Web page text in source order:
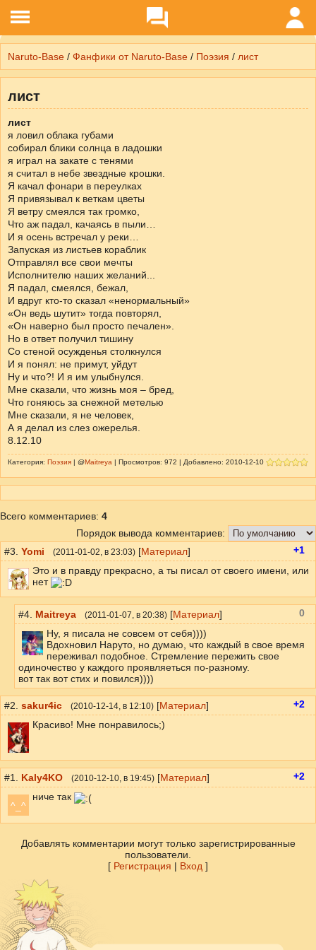
Naruto-Base / Фанфики от Naruto-Base / Поэзия / лист
лист
лист
я ловил облака губами
собирал блики солнца в ладошки
я играл на закате с тенями
я считал в небе звездные крошки.
Я качал фонари в переулках
Я привязывал к веткам цветы
Я ветру смеялся так громко,
Что аж падал, качаясь в пыли…
И я осень встречал у реки…
Запуская из листьев кораблик
Отправлял все свои мечты
Исполнителю наших желаний...
Я падал, смеялся, бежал,
И вдруг кто-то сказал «ненормальный»
«Он ведь шутит» тогда повторял,
«Он наверно был просто печален».
Но в ответ получил тишину
Со стеной осужденья столкнулся
И я понял: не примут, уйдут
Ну и что?! И я им улыбнулся.
Мне сказали, что жизнь моя – бред,
Что гоняюсь за снежной метелью
Мне сказали, я не человек,
А я делал из слез ожерелья.
8.12.10
Категория: Поэзия | @Maitreya | Просмотров: 972 | Добавлено: 2010-12-10
Всего комментариев: 4
Порядок вывода комментариев:
#3. Yomi (2011-01-02 , в 23:03) [Материал]
Это и в правду прекрасно, а ты писал от своего имени, или
нет
+1
#4. Maitreya (2011-01-07 , в 20:38) [Материал]
Ну, я писала не совсем от себя))))
Вдохновил Наруто, но думаю, что каждый в свое время
переживал подобное. Стремление пережить свое
одиночество у каждого проявляеться по-разному.
вот так вот стих и повился))))
0
#2. sakur4ic (2010-12-14 , в 12:10) [Материал]
Красиво! Мне понравилось;)
+2
#1. Kaly4KO (2010-12-10 , в 19:45) [Материал]
^_^
ниче так
+2
Добавлять комментарии могут только зарегистрированные
пользователи.
[ Регистрация | Вход ]